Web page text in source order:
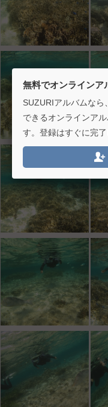
無料でオンラインア
SUZURIアルバムな
できるオンラインア
す。登録はすぐに完了
